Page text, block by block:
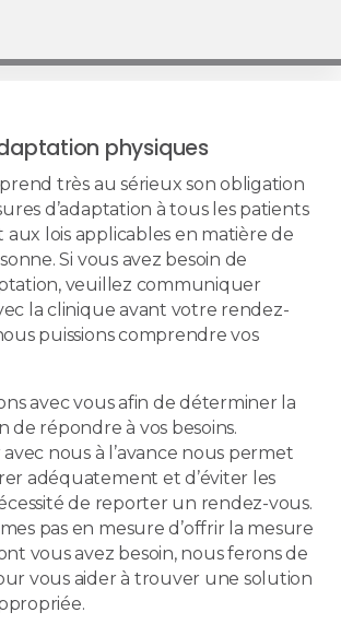
physiques
très au sérieux son obligation
d’adaptation à tous les patients
lois applicables en matière de
Si vous avez besoin de
veuillez communiquer
la clinique avant votre rendez-
puissions comprendre vos
avec vous afin de déterminer la
de répondre à vos besoins.
nous à l’avance nous permet
adéquatement et d’éviter les
de reporter un rendez-vous.
pas en mesure d’offrir la mesure
vous avez besoin, nous ferons de
vous aider à trouver une solution